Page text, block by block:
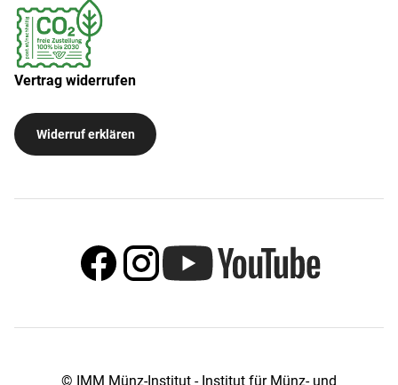
Vertrag widerrufen
Widerruf erklären
© IMM Münz-Institut - Institut für Münz- und